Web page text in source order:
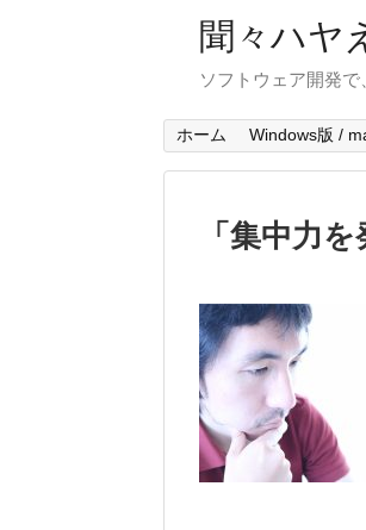
聞々ハヤ
ソフトウェア開発で
ホーム Windows版 /
「 集中力を